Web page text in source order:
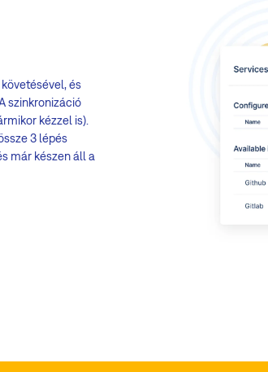
és
szinkronizáció
kézzel is).
3 lépés
már készen áll a